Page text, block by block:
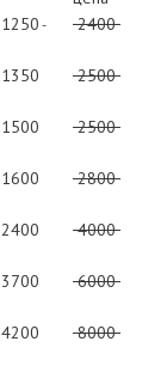
1250 - 2400
1350 2500
1500 2500
1600 2800
2400 4000
3700 6000
4200 8000